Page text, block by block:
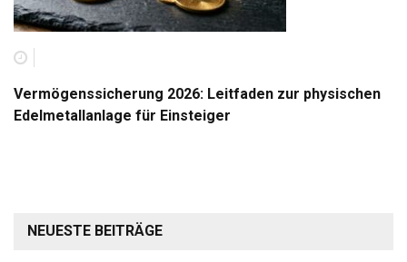
Vermögenssicherung 2026: Leitfaden zur physischen
Edelmetallanlage für Einsteiger
NEUESTE BEITRÄGE